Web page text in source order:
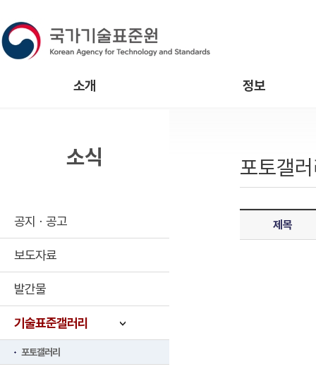
소개 정보
포토갤
제목
소식
공지ㆍ공고
보도자료
발간물
기술표준갤러리
포토갤러리